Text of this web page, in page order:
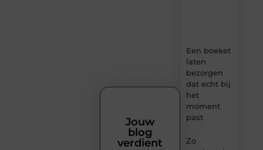
Een boeket
laten
bezorgen
dat echt bij
het
moment
past
Zo
Jouw
blog
verdient